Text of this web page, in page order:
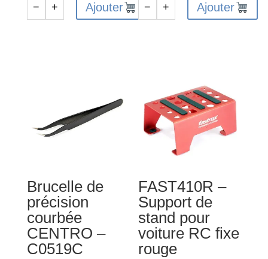
− + Ajouter
carrosserie
lexan
− + Ajouter
Brucelle de
précision
courbée
CENTRO –
C0519C
FAST410R –
Support de
stand pour
voiture RC fixe
rouge